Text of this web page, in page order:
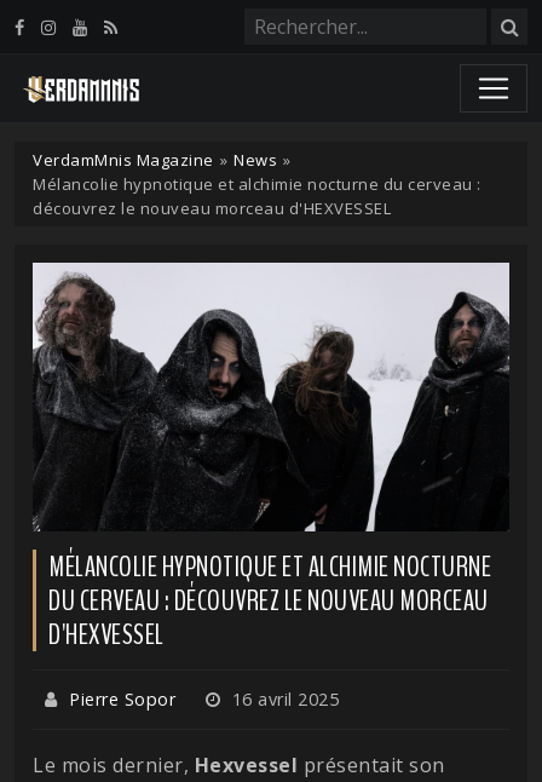
VerdamMnis Magazine » News »
Mélancolie hypnotique et alchimie nocturne du cerveau :
découvrez le nouveau morceau d'HEXVESSEL
MÉLANCOLIE HYPNOTIQUE ET ALCHIMIE NOCTURNE
DU CERVEAU : DÉCOUVREZ LE NOUVEAU MORCEAU
D'HEXVESSEL
Pierre Sopor 16 avril 2025
Le mois dernier, Hexvessel présentait son
Panneau de gestion des cookies